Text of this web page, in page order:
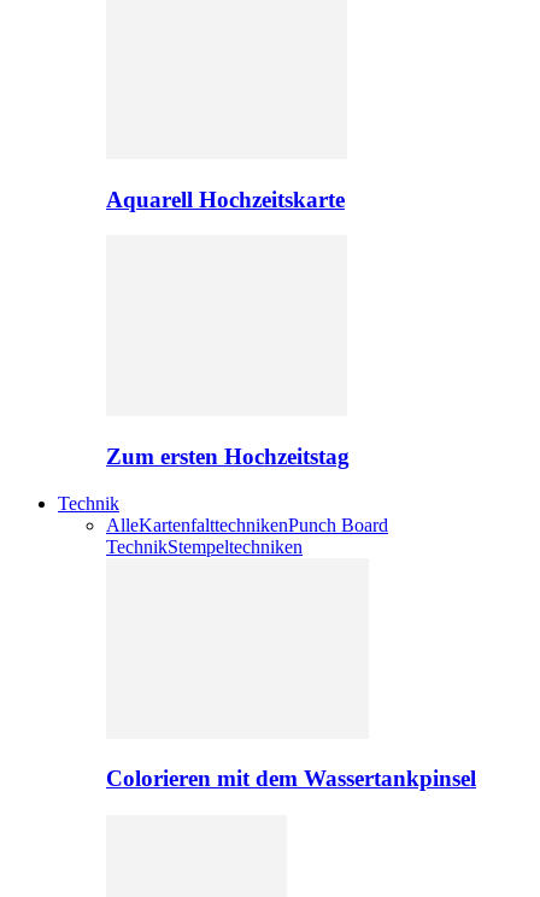
Aquarell Hochzeitskarte
Zum ersten Hochzeitstag
Technik
AlleKartenfalttechnikenPunch Board
TechnikStempeltechniken
Colorieren mit dem Wassertankpinsel